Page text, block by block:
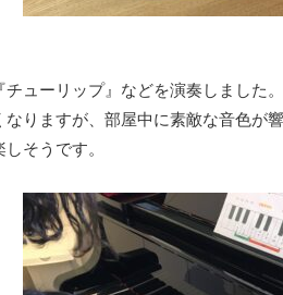
ューリップ』などを演奏しました。
りますが、部屋中に素敵な音色が響
そうです。